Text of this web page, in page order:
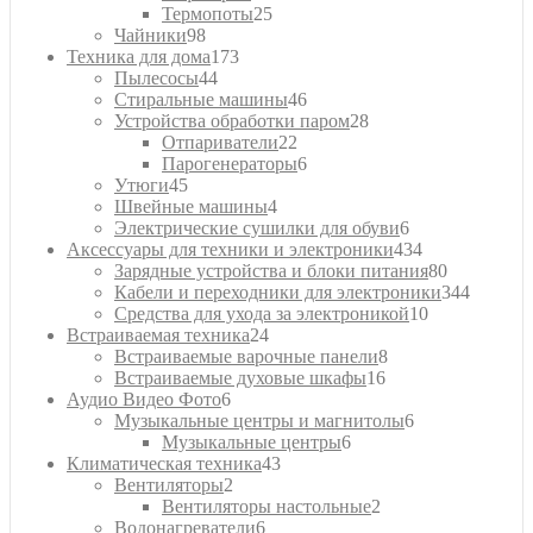
товаров
Термопоты2525
Чайники9898
товаров
Техника для дома173173
Пылесосы4444
товара
Стиральные машины4646
товаров
Устройства обработки паром2828
Отпариватели22
товара
Парогенераторы66
Утюги4545
товаров
Швейные машины44
товара
Электрические сушилки для обуви66
товаров
Аксессуары для техники и электроники434434
товара
Зарядные устройства и блоки питания8080
товаров
Кабели и переходники для электроники344344
Средства для ухода за электроникой1010
Встраиваемая техника2424
товара
Встраиваемые варочные панели88
Встраиваемые духовые шкафы1616
Аудио Видео Фото66
товаров
Музыкальные центры и магнитолы66
Музыкальные центры66
Климатическая техника4343
Вентиляторы2
товара
Вентиляторы настольные2
Водонагреватели66